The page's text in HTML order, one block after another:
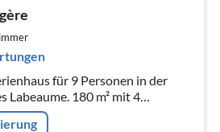
für 9 Personen in der
Labeaume. 180 m² mit 4
"Pétanque"-Platz, Pool,